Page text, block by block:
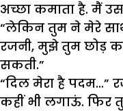
अच्छा कमाता है. मैं
“लेकिन तुम ने मेरे
रजनी, मुझे तुम छोड़
सकती.”
“दिल मेरा है
कहीं भी लगाऊं. फिर